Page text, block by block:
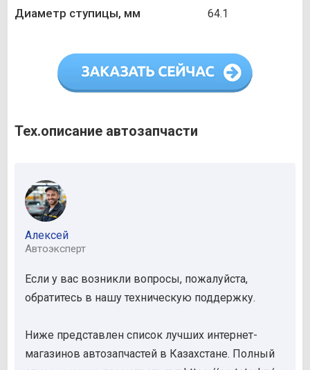
Диаметр ступицы, мм 64.1
Тех.описание автозапчасти
Алексей
Автоэксперт
Если у вас возникли вопросы, пожалуйста,
обратитесь в нашу техническую поддержку.
Ниже представлен список лучших интернет-
магазинов автозапчастей в Казахстане. Полный